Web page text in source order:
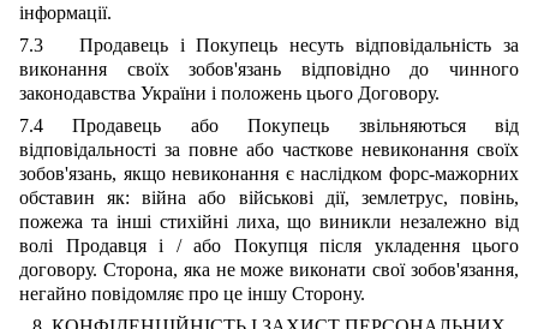
інформації.
7.3 Продавець і Покупець несуть відповідальність за
виконання своїх зобов'язань відповідно до чинного
законодавства України і положень цього Договору.
7.4 Продавець або Покупець звільняються від
відповідальності за повне або часткове невиконання своїх
зобов'язань, якщо невиконання є наслідком форс-мажорних
обставин як: війна або військові дії, землетрус, повінь,
пожежа та інші стихійні лиха, що виникли незалежно від
волі Продавця і / або Покупця після укладення цього
договору. Сторона, яка не може виконати свої зобов'язання,
негайно повідомляє про це іншу Сторону.